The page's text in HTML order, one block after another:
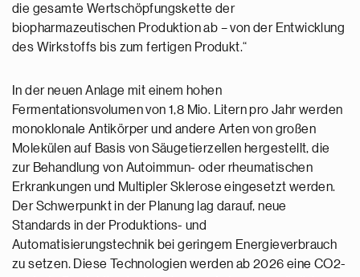
die gesamte Wertschöpfungskette der
biopharmazeutischen Produktion ab – von der Entwicklung
des Wirkstoffs bis zum fertigen Produkt.“
In der neuen Anlage mit einem hohen
Fermentationsvolumen von 1,8 Mio. Litern pro Jahr werden
monoklonale Antikörper und andere Arten von großen
Molekülen auf Basis von Säugetierzellen hergestellt, die
zur Behandlung von Autoimmun- oder rheumatischen
Erkrankungen und Multipler Sklerose eingesetzt werden.
Der Schwerpunkt in der Planung lag darauf, neue
Standards in der Produktions- und
Automatisierungstechnik bei geringem Energieverbrauch
zu setzen. Diese Technologien werden ab 2026 eine CO2-